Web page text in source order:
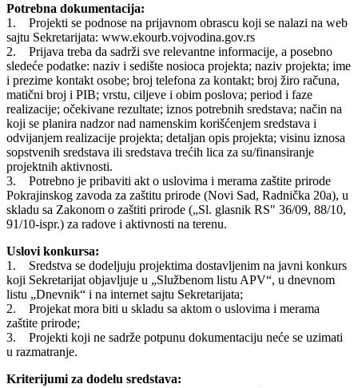
Potrebna dokumentacija:
1. Projekti se podnose na prijavnom obrascu koji se nalazi na web
sajtu Sekretarijata: www.ekourb.vojvodina.gov.rs
2. Prijava treba da sadrži sve relevantne informacije, a posebno
sledeće podatke: naziv i sedište nosioca projekta; naziv projekta; ime
i prezime kontakt osobe; broj telefona za kontakt; broj žiro računa,
matični broj i PIB; vrstu, ciljeve i obim poslova; period i faze
realizacije; očekivane rezultate; iznos potrebnih sredstava; način na
koji se planira nadzor nad namenskim korišćenjem sredstava i
odvijanjem realizacije projekta; detaljan opis projekta; visinu iznosa
sopstvenih sredstava ili sredstava trećih lica za su/finansiranje
projektnih aktivnosti.
3. Potrebno je pribaviti akt o uslovima i merama zaštite prirode
Pokrajinskog zavoda za zaštitu prirode (Novi Sad, Radnička 20a), u
skladu sa Zakonom o zaštiti prirode („Sl. glasnik RS″ 36/09, 88/10,
91/10-ispr.) za radove i aktivnosti na terenu.
Uslovi konkursa:
1. Sredstva se dodeljuju projektima dostavljenim na javni konkurs
koji Sekretarijat objavljuje u „Službenom listu APV“, u dnevnom
listu „Dnevnik“ i na internet sajtu Sekretarijata;
2. Projekat mora biti u skladu sa aktom o uslovima i merama
zaštite prirode;
3. Projekti koji ne sadrže potpunu dokumentaciju neće se uzimati
u razmatranje.
Kriterijumi za dodelu sredstava: